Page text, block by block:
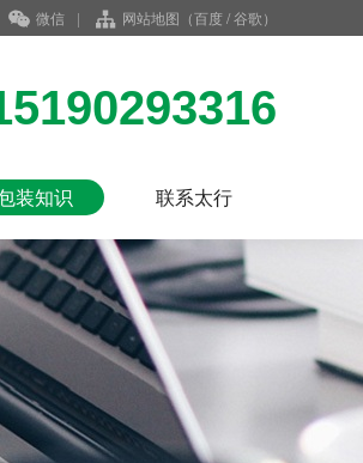
微信 | 网站地图 （百度/谷歌）
装知识 联系太行